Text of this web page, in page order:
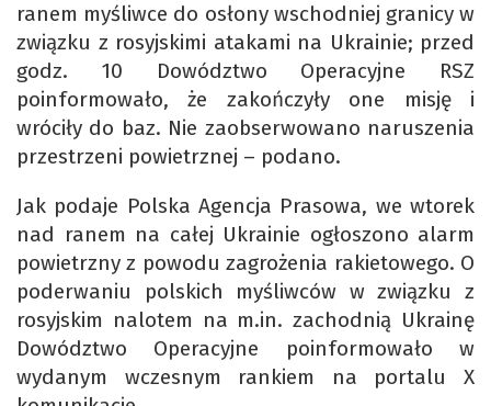
ranem myśliwce do osłony wschodniej granicy w
związku z rosyjskimi atakami na Ukrainie; przed
godz. 10 Dowództwo Operacyjne RSZ
poinformowało, że zakończyły one misję i
wróciły do baz. Nie zaobserwowano naruszenia
przestrzeni powietrznej – podano.
Jak podaje Polska Agencja Prasowa, we wtorek
nad ranem na całej Ukrainie ogłoszono alarm
powietrzny z powodu zagrożenia rakietowego. O
poderwaniu polskich myśliwców w związku z
rosyjskim nalotem na m.in. zachodnią Ukrainę
Dowództwo Operacyjne poinformowało w
wydanym wczesnym rankiem na portalu X